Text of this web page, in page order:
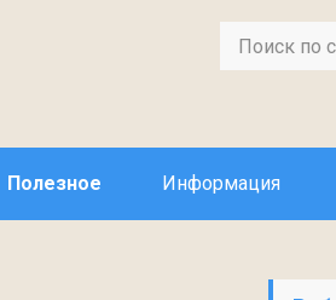
Полезное Информация